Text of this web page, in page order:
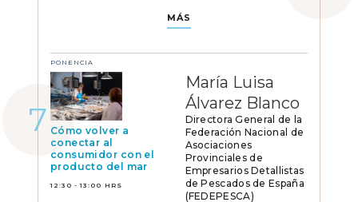
MÁS
PONENCIA
Cómo volver a
conectar al
consumidor con el
producto del mar
12:30 - 13:00 HRS
María Luisa
Álvarez Blanco
Directora General de la
Federación Nacional de
Asociaciones
Provinciales de
Empresarios Detallistas
de Pescados de España
(FEDEPESCA)